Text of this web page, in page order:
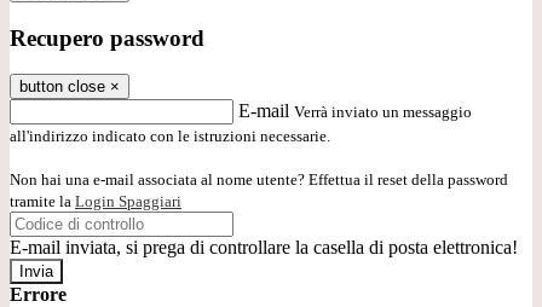
Recupero password
button close ×
E-mail Verrà inviato un messaggio
all'indirizzo indicato con le istruzioni necessarie.
Non hai una e-mail associata al nome utente? Effettua il reset della password
tramite la Login Spaggiari
E-mail inviata, si prega di controllare la casella di posta elettronica!
Errore